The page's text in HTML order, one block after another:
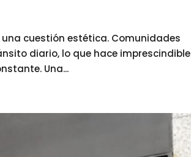
cuestión estética. Comunidades
diario, lo que hace imprescindible
Una...